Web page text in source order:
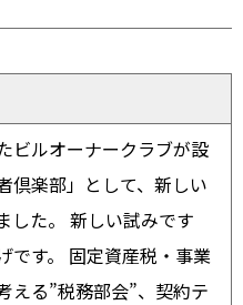
ビルオーナークラブが設
倶楽部」として、新しい
した。 新しい試みです
です。 固定資産税・事業
える”税務部会”、契約テ